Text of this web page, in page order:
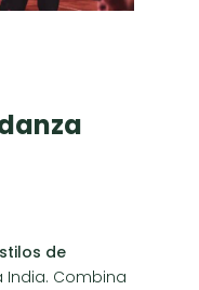
de
Combina